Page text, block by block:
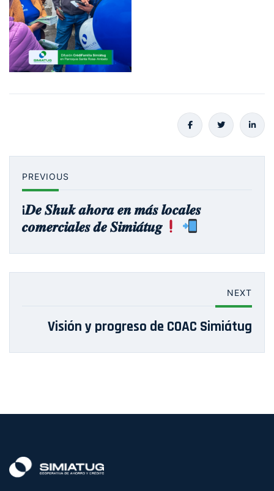
PREVIOUS
¡𝑫𝒆 𝑺𝒉𝒖𝒌 𝒂𝒉𝒐𝒓𝒂 𝒆𝒏 𝒎𝒂́𝒔 𝒍𝒐𝒄𝒂𝒍𝒆𝒔
𝒄𝒐𝒎𝒆𝒓𝒄𝒊𝒂𝒍𝒆𝒔 𝒅𝒆 𝑺𝒊𝒎𝒊𝒂́𝒕𝒖𝒈
NEXT
Visión y progreso de COAC Simiátug